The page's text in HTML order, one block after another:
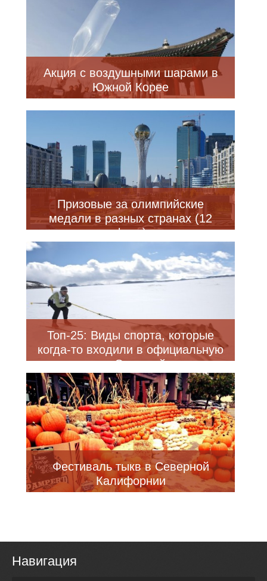
Акция с воздушными шарами в
Южной Корее
Призовые за олимпийские
медали в разных странах (12
фото)
Топ-25: Виды спорта, которые
когда-то входили в официальную
программу Олимпийских игр
Фестиваль тыкв в Северной
Калифорнии
Навигация